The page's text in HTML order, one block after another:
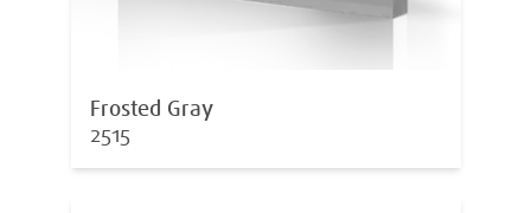
Frosted Gray
2515